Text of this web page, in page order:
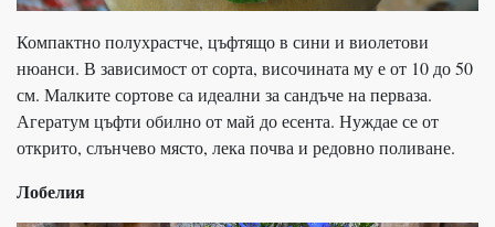
Компактно полухрастче, цъфтящо в сини и виолетови
нюанси. В зависимост от сорта, височината му е от 10 до 50
см. Малките сортове са идеални за сандъче на перваза.
Агератум цъфти обилно от май до есента. Нуждае се от
открито, слънчево място, лека почва и редовно поливане.
Лобелия